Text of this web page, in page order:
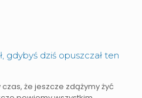
gdybyś dziś opuszczał ten
że jeszcze zdążymy żyć